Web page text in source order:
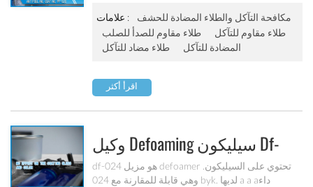
ومقاومة للتآكل ومقاومة ممتازة للتآكل.
علامات :
مكافحة التآكل والطلاء المضادة للحشف
طلاء مقاوم للصدأ للصلب
طلاء مقاوم للتآكل
طلاء مضاد للتآكل
المضادة للتآكل
اقرأ أكثر
وكيل Defoaming سيليكون Df-
024
df-024 هو مزيل defoamer تحتوي على السيليكون.
وهي قابلة للمقارنة مع 024 byk. لديها a a aداء